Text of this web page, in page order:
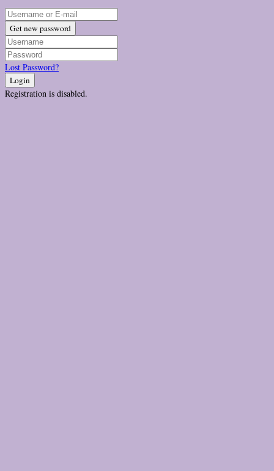
Get new password
Lost Password?
Login
Registration is disabled.